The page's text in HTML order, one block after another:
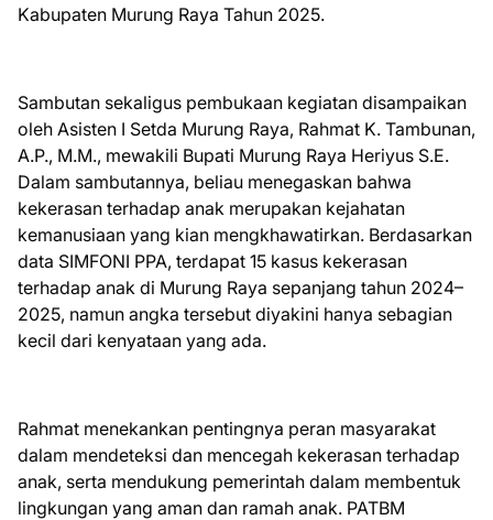
Kabupaten Murung Raya Tahun 2025.
Sambutan sekaligus pembukaan kegiatan disampaikan
oleh Asisten I Setda Murung Raya, Rahmat K. Tambunan,
A.P., M.M., mewakili Bupati Murung Raya Heriyus S.E.
Dalam sambutannya, beliau menegaskan bahwa
kekerasan terhadap anak merupakan kejahatan
kemanusiaan yang kian mengkhawatirkan. Berdasarkan
data SIMFONI PPA, terdapat 15 kasus kekerasan
terhadap anak di Murung Raya sepanjang tahun 2024–
2025, namun angka tersebut diyakini hanya sebagian
kecil dari kenyataan yang ada.
Rahmat menekankan pentingnya peran masyarakat
dalam mendeteksi dan mencegah kekerasan terhadap
anak, serta mendukung pemerintah dalam membentuk
lingkungan yang aman dan ramah anak. PATBM